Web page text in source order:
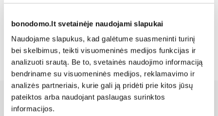
bonodomo.lt svetainėje naudojami slapukai
Naudojame slapukus, kad galėtume suasmeninti turinį
bei skelbimus, teikti visuomeninės medijos funkcijas ir
analizuoti srautą. Be to, svetainės naudojimo informaciją
bendriname su visuomeninės medijos, reklamavimo ir
analizės partneriais, kurie gali ją pridėti prie kitos jūsų
pateiktos arba naudojant paslaugas surinktos
informacijos.
Atgal